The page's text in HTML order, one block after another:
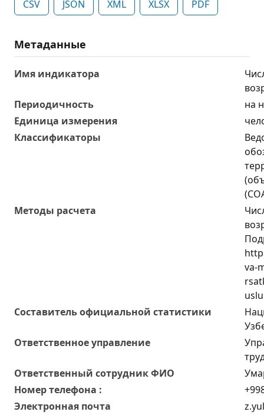
CSV JSON XML XLSX PDF
Метаданные
Имя индикатора
Периодичность
на
Единица измерения
Классификаторы
Методы расчета
va-
Составитель официальной статистики
Ответственное управление
Oтветственный сотрудник ФИО
Номер телефона :
Электронная почта